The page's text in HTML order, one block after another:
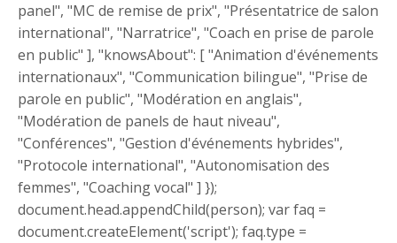
panel", "MC de remise de prix", "Présentatrice de salon
international", "Narratrice", "Coach en prise de parole
en public" ], "knowsAbout": [ "Animation d'événements
internationaux", "Communication bilingue", "Prise de
parole en public", "Modération en anglais",
"Modération de panels de haut niveau",
"Conférences", "Gestion d'événements hybrides",
"Protocole international", "Autonomisation des
femmes", "Coaching vocal" ] });
document.head.appendChild(person); var faq =
document.createElement('script'); faq.type =